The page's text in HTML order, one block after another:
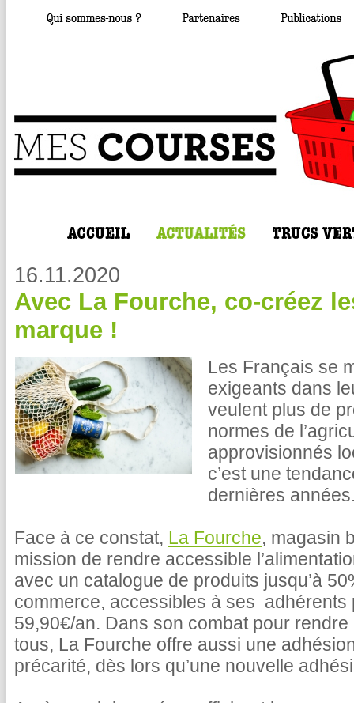
16.11.2020
Avec La Fourche, co-créez
marque !
Les Français se
exigeants dans
veulent plus de
normes de
approvisionnés
c’est une
dernières
Face à ce constat, La Fourche, magasin
mission de rendre accessible
avec un catalogue de produits jusqu’à
commerce, accessibles à ses adhérents
59,90€/an. Dans son combat pour
tous, La Fourche offre aussi une
précarité, dès lors qu’une nouvelle